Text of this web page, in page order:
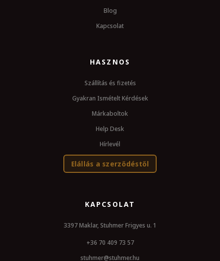
Blog
Kapcsolat
HASZNOS
Szállítás és fizetés
Gyakran Ismételt Kérdések
Márkaboltok
Help Desk
Hírlevél
Elállás a szerződéstől
KAPCSOLAT
3397 Maklar, Stuhmer Frigyes u. 1
+36 70 409 73 57
stuhmer@stuhmer.hu